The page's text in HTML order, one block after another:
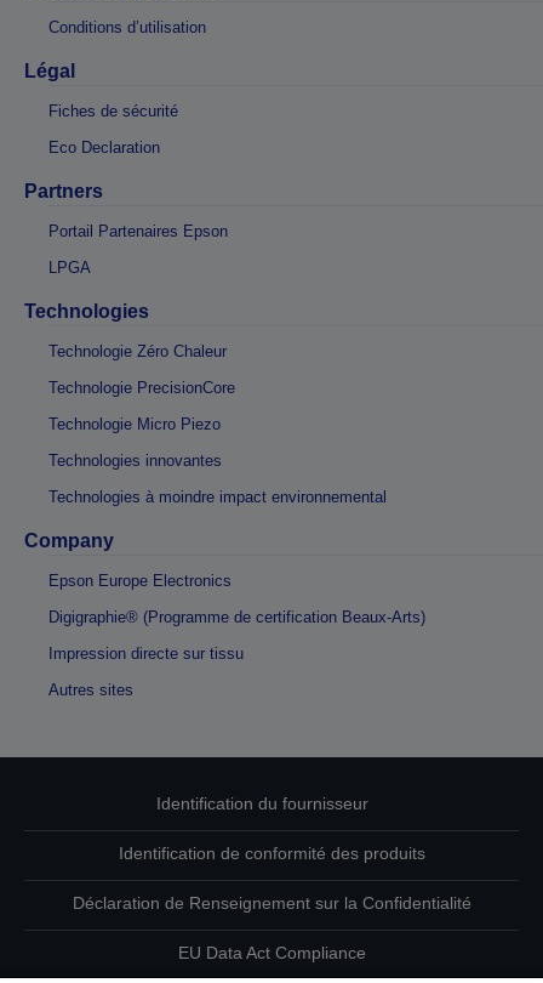
Conditions d’utilisation
Légal
Fiches de sécurité
Eco Declaration
Partners
Portail Partenaires Epson
LPGA
Technologies
Technologie Zéro Chaleur
Technologie PrecisionCore
Technologie Micro Piezo
Technologies innovantes
Technologies à moindre impact environnemental
Company
Epson Europe Electronics
Digigraphie® (Programme de certification Beaux-Arts)
Impression directe sur tissu
Autres sites
Identification du fournisseur
Identification de conformité des produits
Déclaration de Renseignement sur la Confidentialité
EU Data Act Compliance